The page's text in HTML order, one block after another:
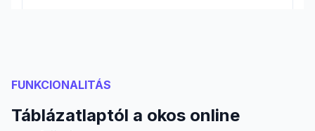
FUNKCIONALITÁS
Táblázatlaptól a okos online